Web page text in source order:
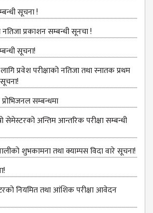
सूचना !
प्रकाशन सम्बन्धी सूनचा !
सूचना!
प्रवेश परीक्षाको नतिजा तथा स्नातक प्रथम
सूचना!
प्रोभिजनल सम्बन्धमा
सेमेस्टरको अन्तिम आन्तरिक परीक्षा सम्बन्धी
शुभकामना तथा क्याम्पस विदा वारे सूचना!
नियमित तथा आंशिक परीक्षा आवेदन